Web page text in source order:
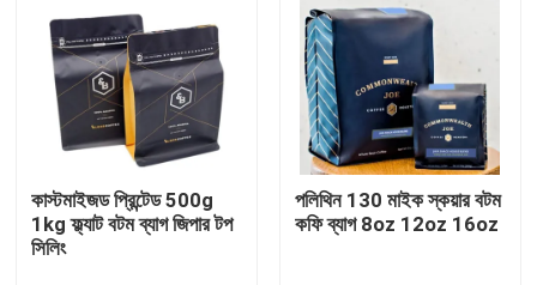
আমাদের সম্পর্কে
কারখানা ভ্রমণ
মান নিয়ন্ত্রণ
আমাদের সাথে যোগাযোগ করুন
কাস্টমাইজড প্রিন্টেড 500g
1kg ফ্ল্যাট বটম ব্যাগ জিপার টপ
সিলিং
পলিথিন 130 মাইক স্কয়ার বটম
কফি ব্যাগ 8oz 12oz 16oz